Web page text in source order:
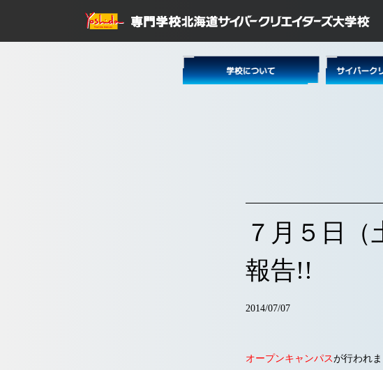
７月５日
報告!!
2014/07/07
オープンキャンパスが行われ